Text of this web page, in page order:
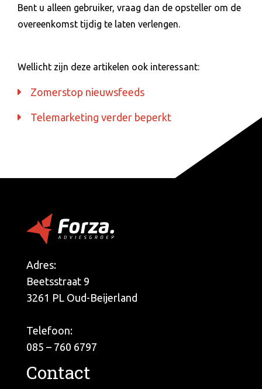
Bent u alleen gebruiker, vraag dan de opsteller om de
overeenkomst tijdig te laten verlengen.
Wellicht zijn deze artikelen ook interessant:
Zomerstop nieuwsfeeds
Telemarketing verder beperkt
Adres:
Beetsstraat 9
3261 PL Oud-Beijerland
Telefoon:
085 – 760 6797
Contact